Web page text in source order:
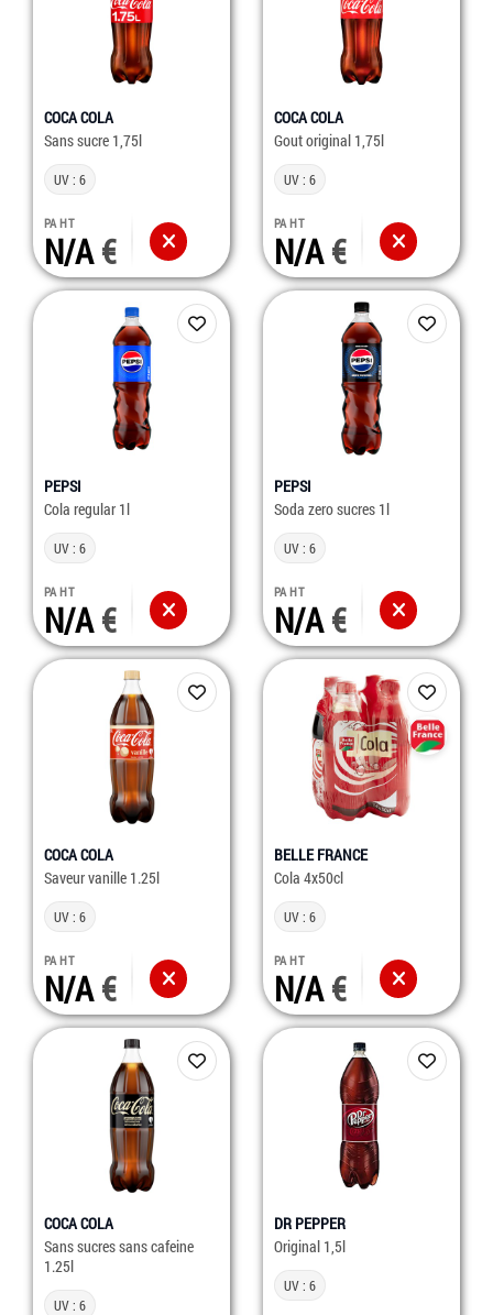
COCA COLA
Sans sucre 1,75l
UV : 6
PA HT
N/A
COCA COLA
Gout original 1,75l
UV : 6
PA HT
N/A
PEPSI
Cola regular 1l
UV : 6
PA HT
N/A
PEPSI
Soda zero sucres 1l
UV : 6
PA HT
N/A
COCA COLA
Saveur vanille 1.25l
UV : 6
PA HT
N/A
BELLE FRANCE
Cola 4x50cl
UV : 6
PA HT
N/A
COCA COLA
Sans sucres sans cafeine
1.25l
UV : 6
DR PEPPER
Original 1,5l
UV : 6